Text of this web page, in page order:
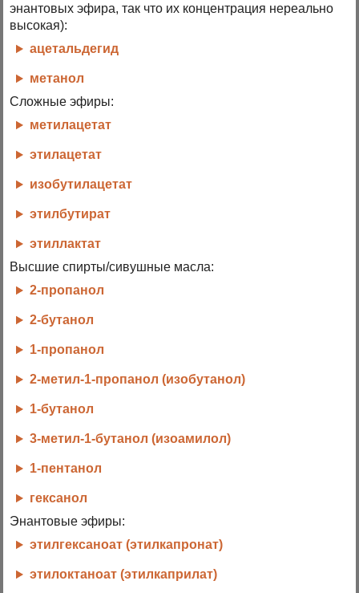
энантовых эфира, так что их концентрация нереально
высокая):
ацетальдегид
метанол
Сложные эфиры:
метилацетат
этилацетат
изобутилацетат
этилбутират
этиллактат
Высшие спирты/сивушные масла:
2-пропанол
2-бутанол
1-пропанол
2-метил-1-пропанол (изобутанол)
1-бутанол
3-метил-1-бутанол (изоамилол)
1-пентанол
гексанол
Энантовые эфиры:
этилгексаноат (этилкапронат)
этилоктаноат (этилкаприлат)